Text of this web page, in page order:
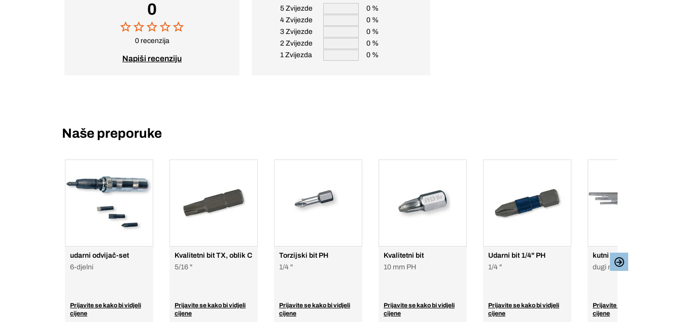
0
0 recenzija
Napiši recenziju
5 Zvijezde
0 %
4 Zvijezde
0 %
3 Zvijezde
0 %
2 Zvijezde
0 %
1 Zvijezda
0 %
Naše preporuke
udarni odvijač-set
6-djelni
Prijavite se kako bi vidjeli
cijene
Kvalitetni bit TX, oblik C
5/16 "
Prijavite se kako bi vidjeli
cijene
Torzijski bit PH
1/4 "
Prijavite se kako bi vidjeli
cijene
Kvalitetni bit
10 mm PH
Prijavite se kako bi vidjeli
cijene
Udarni bit 1/4" PH
1/4 "
Prijavite se kako bi vidjeli
cijene
kutni odvijač set
dugi magnetni, 9-djelni
Prijavite se kako bi vidjeli
cijene